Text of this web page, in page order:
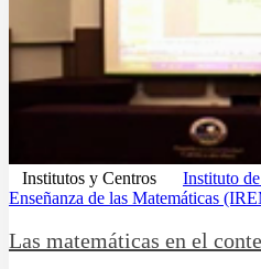
Institutos y Centros
Instituto
Enseñanza de las Matemáticas
Las matemáticas en el